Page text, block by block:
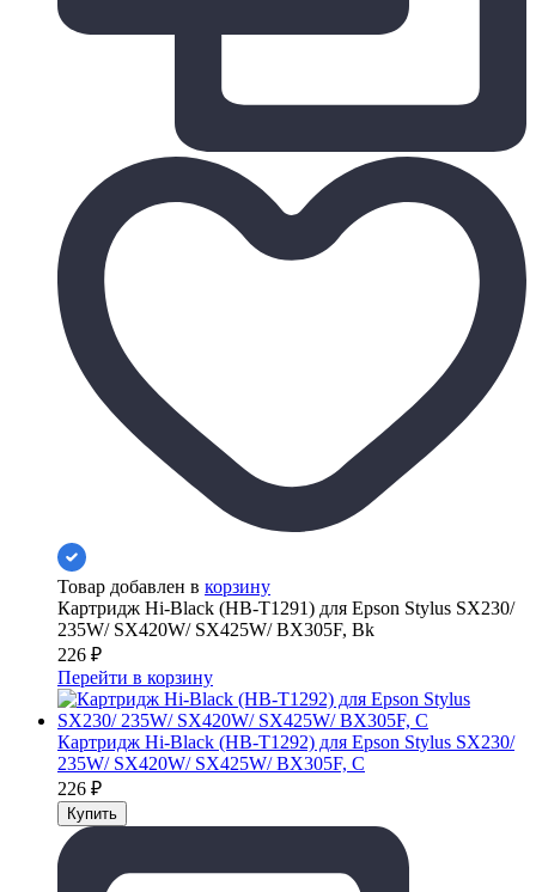
Товар добавлен в корзину
Картридж Hi-Black (HB-T1291) для Epson Stylus SX230/
235W/ SX420W/ SX425W/ BX305F, Bk
226 ₽
Перейти в корзину
Картридж Hi-Black (HB-T1292) для Epson Stylus SX230/
235W/ SX420W/ SX425W/ BX305F, C
226 ₽